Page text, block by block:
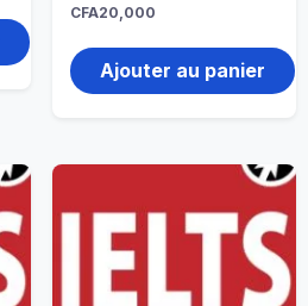
CFA20,000
Ajouter au panier